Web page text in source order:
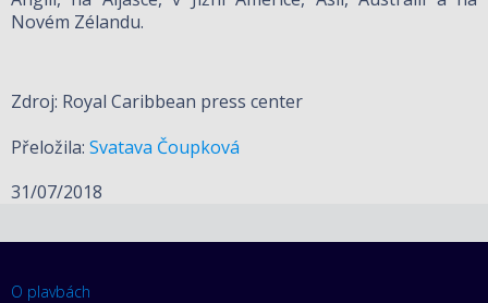
Novém Zélandu.
Zdroj: Royal Caribbean press center
Přeložila: Svatava Čoupková
31/07/2018
O plavbách